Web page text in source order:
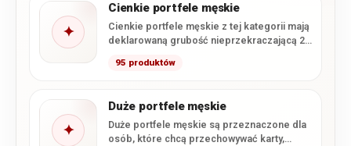
✦
Cienkie portfele męskie
Cienkie portfele męskie z tej kategorii mają
deklarowaną grubość nieprzekraczającą 2
95 produktów
✦
Duże portfele męskie
Duże portfele męskie są przeznaczone dla
osób, które chcą przechowywać karty,